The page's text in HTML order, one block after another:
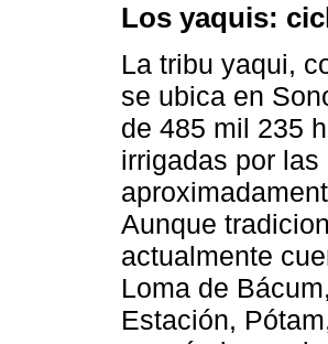
Los yaquis:
La tribu yaqui,
se ubica en
de 485 mil 235
irrigadas por
Aunque
actualmente
Loma de
Estación,